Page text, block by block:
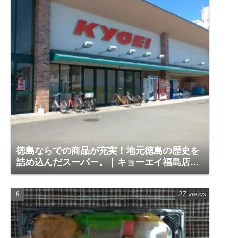
徳島ならでの商品が充実！地元徳島の歴史を
詰め込んだスーパー。｜キョーエイ福島店
（徳島市福島1）
27 views